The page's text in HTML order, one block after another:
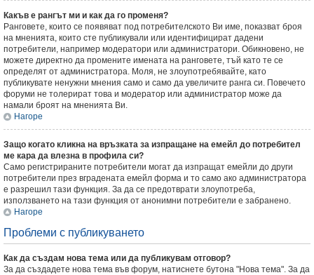
Какъв е рангът ми и как да го променя?
Ранговете, които се появяват под потребителското Ви име, показват броя
на мненията, които сте публикували или идентифицират дадени
потребители, например модератори или администратори. Обикновено, не
можете директно да промените имената на ранговете, тъй като те се
определят от администратора. Моля, не злоупотребявайте, като
публикувате ненужни мнения само и само да увеличите ранга си. Повечето
форуми не толерират това и модератор или администратор може да
намали броят на мненията Ви.
Нагоре
Защо когато кликна на връзката за изпращане на емейл до потребител
ме кара да влезна в профила си?
Само регистрираните потребители могат да изпращат емейли до други
потребители през вградената емейл форма и то само ако администратора
е разрешил тази функция. За да се предотврати злоупотреба,
използването на тази функция от анонимни потребители е забранено.
Нагоре
Проблеми с публикуването
Как да създам нова тема или да публикувам отговор?
За да създадете нова тема във форум, натиснете бутона "Нова тема". За да